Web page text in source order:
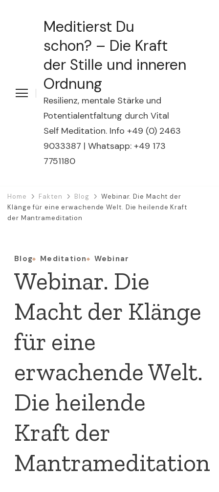
Meditierst Du
schon? – Die Kraft
der Stille und inneren
Ordnung
Resilienz, mentale Stärke und
Potentialentfaltung durch Vital
Self Meditation. Info +49 (0) 2463
9033387 | Whatsapp: +49 173
7751180
Home Fakten Blog
Webinar. Die Macht der
Klänge für eine erwachende Welt. Die heilende Kraft
der Mantrameditation
Blog Meditation Webinar
Webinar. Die
Macht der Klänge
für eine
erwachende Welt.
Die heilende
Kraft der
Mantrameditation